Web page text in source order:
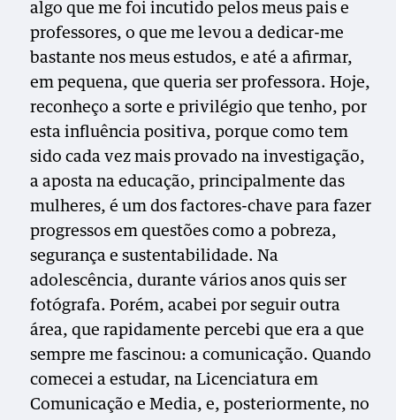
algo que me foi incutido pelos meus pais e
professores, o que me levou a dedicar-me
bastante nos meus estudos, e até a afirmar,
em pequena, que queria ser professora. Hoje,
reconheço a sorte e privilégio que tenho, por
esta influência positiva, porque como tem
sido cada vez mais provado na investigação,
a aposta na educação, principalmente das
mulheres, é um dos factores-chave para fazer
progressos em questões como a pobreza,
segurança e sustentabilidade. Na
adolescência, durante vários anos quis ser
fotógrafa. Porém, acabei por seguir outra
área, que rapidamente percebi que era a que
sempre me fascinou: a comunicação. Quando
comecei a estudar, na Licenciatura em
Comunicação e Media, e, posteriormente, no